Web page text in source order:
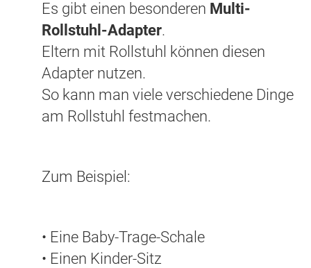
Es gibt einen besonderen Multi-
Rollstuhl-Adapter.
Eltern mit Rollstuhl können diesen
Adapter nutzen.
So kann man viele verschiedene Dinge
am Rollstuhl festmachen.
Zum Beispiel:
• Eine Baby-Trage-Schale
• Einen Kinder-Sitz